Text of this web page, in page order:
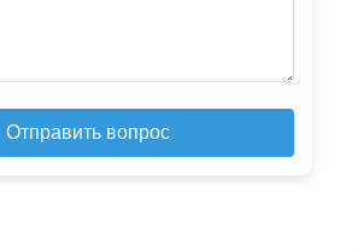
Отправить вопрос